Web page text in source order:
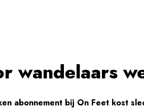
wandelaars
abonnement bij On Feet kost